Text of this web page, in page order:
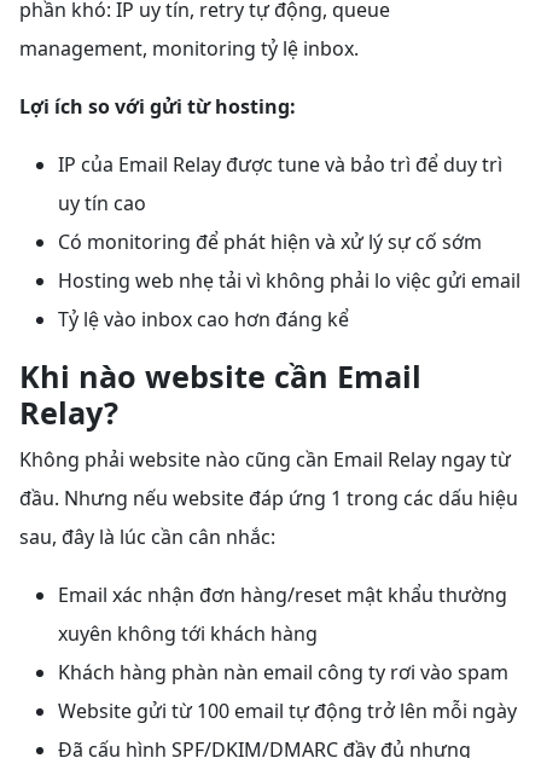
phần khó: IP uy tín, retry tự động, queue
management, monitoring tỷ lệ inbox.
Lợi ích so với gửi từ hosting:
IP của Email Relay được tune và bảo trì để duy trì
uy tín cao
Có monitoring để phát hiện và xử lý sự cố sớm
Hosting web nhẹ tải vì không phải lo việc gửi email
Tỷ lệ vào inbox cao hơn đáng kể
Khi nào website cần Email
Relay?
Không phải website nào cũng cần Email Relay ngay từ
đầu. Nhưng nếu website đáp ứng 1 trong các dấu hiệu
sau, đây là lúc cần cân nhắc:
Email xác nhận đơn hàng/reset mật khẩu thường
xuyên không tới khách hàng
Khách hàng phàn nàn email công ty rơi vào spam
Website gửi từ 100 email tự động trở lên mỗi ngày
Đã cấu hình SPF/DKIM/DMARC đầy đủ nhưng